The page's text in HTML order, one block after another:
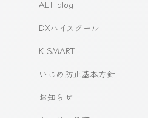
ALT blog
DXハイスクール
K-SMART
いじめ防止基本方針
お知らせ